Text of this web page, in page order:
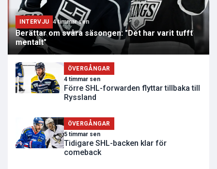
INTERVJU 4 timmar sen
Berättar om svåra säsongen: "Det har varit tufft
mentalt"
ÖVERGÅNGAR
4 timmar sen
Förre SHL-forwarden flyttar tillbaka till
Ryssland
ÖVERGÅNGAR
5 timmar sen
Tidigare SHL-backen klar för
comeback